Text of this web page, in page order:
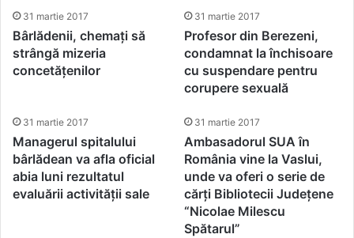
31 martie 2017
Bârlădenii, chemați să
strângă mizeria
concetățenilor
31 martie 2017
Profesor din Berezeni,
condamnat la închisoare
cu suspendare pentru
corupere sexuală
31 martie 2017
Managerul spitalului
bârlădean va afla oficial
abia luni rezultatul
evaluării activității sale
31 martie 2017
Ambasadorul SUA în
România vine la Vaslui,
unde va oferi o serie de
cărți Bibliotecii Județene
“Nicolae Milescu
Spătarul”